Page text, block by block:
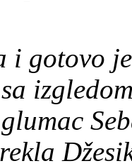
i gotovo